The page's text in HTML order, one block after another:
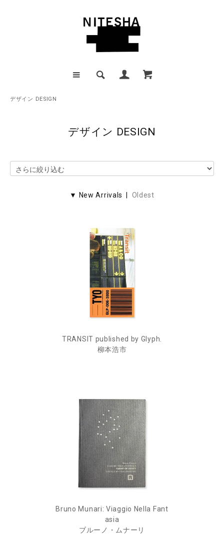
デザイン DESIGN
デザイン DESIGN
▼ New Arrivals | Oldest
TRANSIT published by Glyph.
柳本浩市
Bruno Munari: Viaggio Nella Fant
asia
ブルーノ・ムナーリ